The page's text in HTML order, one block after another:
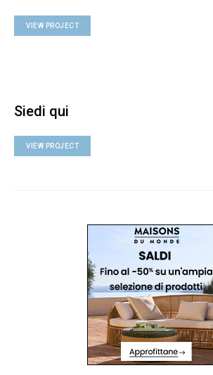
VIEW PROJECT
Siedi qui
VIEW PROJECT